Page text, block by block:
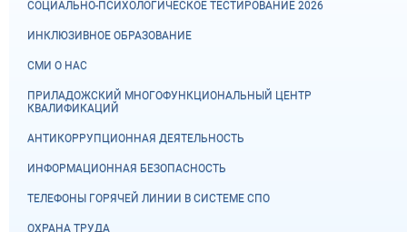
СОЦИАЛЬНО-ПСИХОЛОГИЧЕСКОЕ ТЕСТИРОВАНИЕ 2026
ИНКЛЮЗИВНОЕ ОБРАЗОВАНИЕ
СМИ О НАС
ПРИЛАДОЖСКИЙ МНОГОФУНКЦИОНАЛЬНЫЙ ЦЕНТР
КВАЛИФИКАЦИЙ
АНТИКОРРУПЦИОННАЯ ДЕЯТЕЛЬНОСТЬ
ИНФОРМАЦИОННАЯ БЕЗОПАСНОСТЬ
ТЕЛЕФОНЫ ГОРЯЧЕЙ ЛИНИИ В СИСТЕМЕ СПО
ОХРАНА ТРУДА